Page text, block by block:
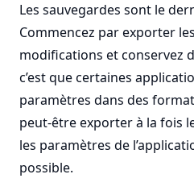
Les sauvegardes sont le
Commencez par exporter
modifications et conservez
c’est que certaines
paramètres dans des
peut-être exporter à la fois
les paramètres de
possible.